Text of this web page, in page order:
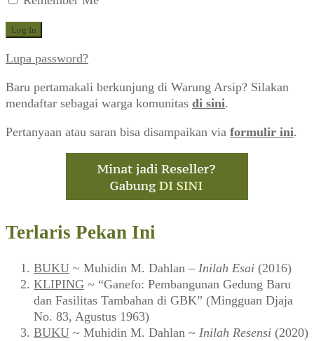
Lupa password?
Baru pertamakali berkunjung di Warung Arsip? Silakan
mendaftar sebagai warga komunitas di sini.
Pertanyaan atau saran bisa disampaikan via formulir ini.
Terlaris Pekan Ini
BUKU ~ Muhidin M. Dahlan – Inilah Esai (2016)
KLIPING ~ “Ganefo: Pembangunan Gedung Baru
dan Fasilitas Tambahan di GBK” (Mingguan Djaja
No. 83, Agustus 1963)
BUKU ~ Muhidin M. Dahlan ~ Inilah Resensi (2020)